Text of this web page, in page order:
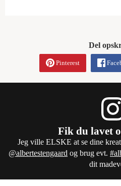
Del
Pinterest
Fik du lavet
Jeg ville ELSKE at se dine
@albertestengaard og brug evt.
dit